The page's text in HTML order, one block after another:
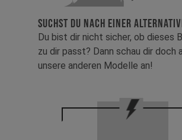
SUCHST DU NACH EINER
Du bist dir nicht sicher, ob dieses
zu dir passt? Dann schau dir doch
unsere anderen Modelle an!